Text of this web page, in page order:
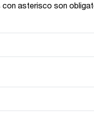
con asterisco son